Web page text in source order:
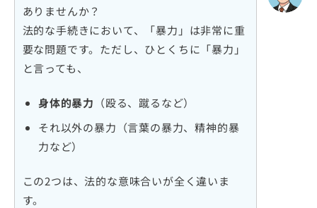
ありませんか？
法的な手続きにおいて、「暴力」は非常に重
要な問題です。ただし、ひとくちに「暴力」
と言っても、
身体的暴力 （殴る、蹴るなど）
それ以外の暴力（言葉の暴力、精神的暴
力など）
この2つは、法的な意味合いが全く違いま
す。